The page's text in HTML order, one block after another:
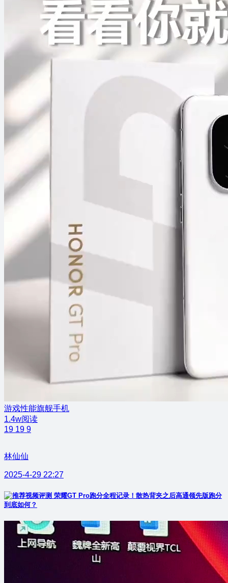
游戏性能旗舰手机
1.4w阅读
19 19 9
林仙仙
2025-4-29 22:27
荣耀GT Pro跑分全程记录！散热背夹之后高通领先版跑分
到底如何？